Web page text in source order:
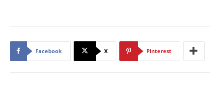
Facebook X Pinterest